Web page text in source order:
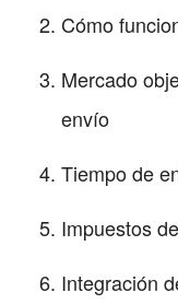
Cómo
Mercado
envío
Tiempo de
Impuestos
Integración